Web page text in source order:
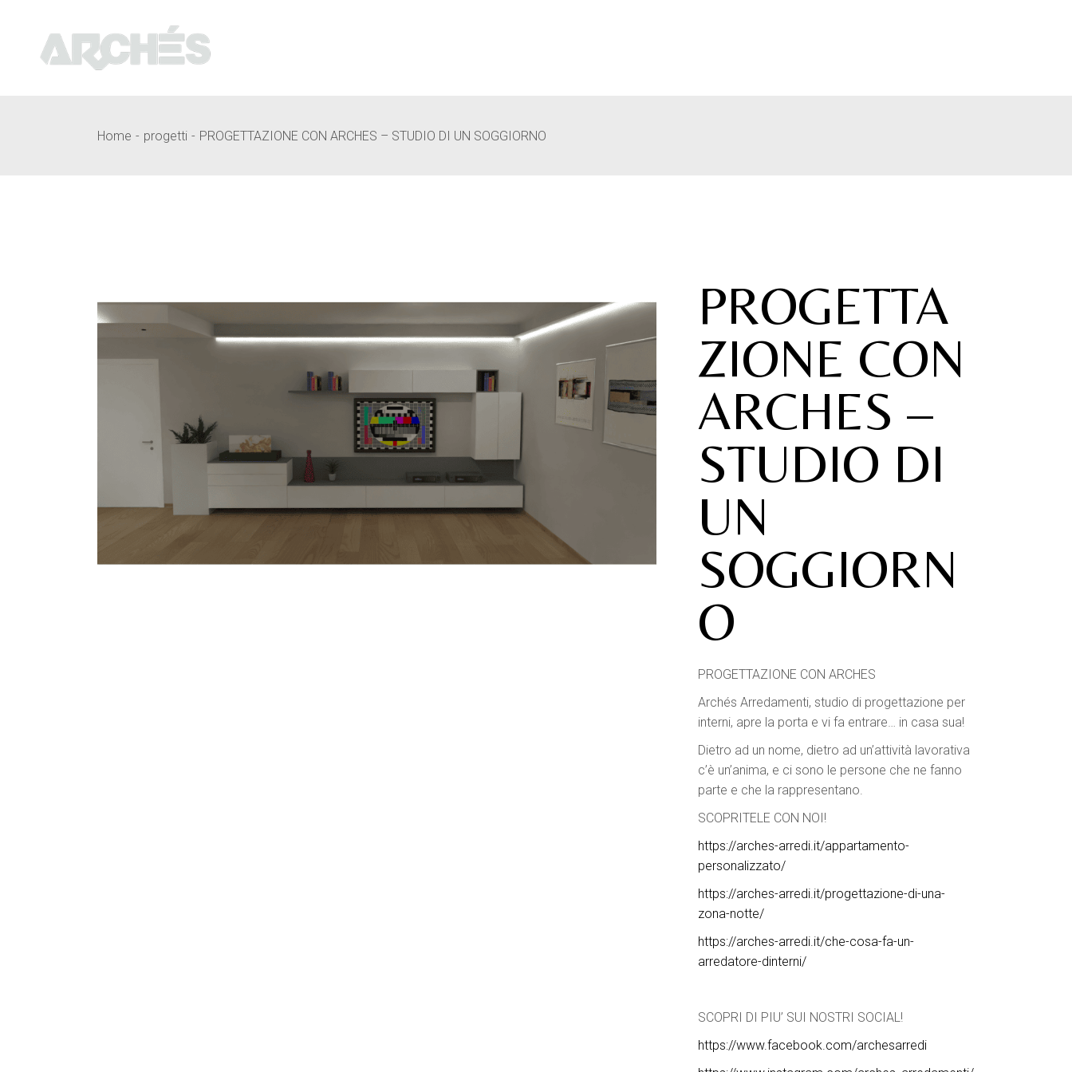
Home progetti PROGETTAZIONE CON ARCHES – STUDIO DI UN SOGGIORNO
PROGETTA
ZIONE CON
ARCHES –
STUDIO DI
UN
SOGGIORN
O
PROGETTAZIONE CON ARCHES
Archés Arredamenti, studio di progettazione per
interni, apre la porta e vi fa entrare… in casa sua!
Dietro ad un nome, dietro ad un’attività lavorativa
c’è un’anima, e ci sono le persone che ne fanno
parte e che la rappresentano.
SCOPRITELE CON NOI!
https://arches-arredi.it/appartamento-
personalizzato/
https://arches-arredi.it/progettazione-di-una-
zona-notte/
https://arches-arredi.it/che-cosa-fa-un-
arredatore-dinterni/
SCOPRI DI PIU’ SUI NOSTRI SOCIAL!
https://www.facebook.com/archesarredi